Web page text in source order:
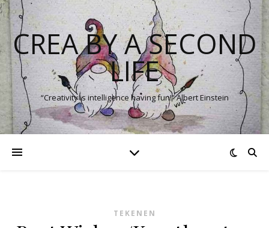
CREA BY A SECOND
LIFE
“Creativity is intelligence having fun!” Albert Einstein
TEKENEN